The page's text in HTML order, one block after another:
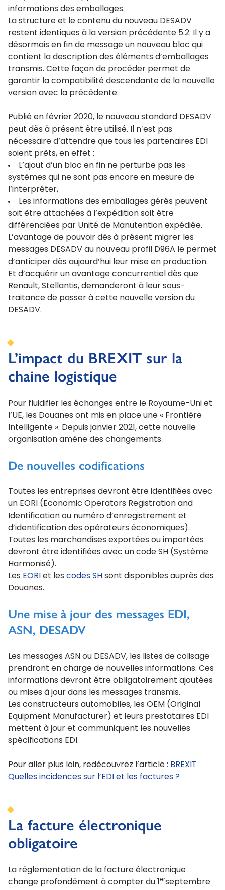
informations des emballages.
La structure et le contenu du nouveau DESADV
restent identiques à la version précédente 5.2. Il y a
désormais en fin de message un nouveau bloc qui
contient la description des éléments d’emballages
transmis. Cette façon de procéder permet de
garantir la compatibilité descendante de la nouvelle
version avec la précédente.
Publié en février 2020, le nouveau standard DESADV
peut dès à présent être utilisé. Il n’est pas
nécessaire d’attendre que tous les partenaires EDI
soient prêts, en effet :
L’ajout d’un bloc en fin ne perturbe pas les
systèmes qui ne sont pas encore en mesure de
l’interpréter,
Les informations des emballages gérés peuvent
soit être attachées à l’expédition soit être
différenciées par Unité de Manutention expédiée.
L’avantage de pouvoir dès à présent migrer les
messages DESADV au nouveau profil D96A le permet
d’anticiper dès aujourd’hui leur mise en production.
Et d’acquérir un avantage concurrentiel dès que
Renault, Stellantis, demanderont à leur sous-
traitance de passer à cette nouvelle version du
DESADV.
L’impact du BREXIT sur la
chaine logistique
Pour fluidifier les échanges entre le Royaume-Uni et
l’UE, les Douanes ont mis en place une « Frontière
Intelligente ». Depuis janvier 2021, cette nouvelle
organisation amène des changements.
De nouvelles codifications
Toutes les entreprises devront être identifiées avec
un EORI (Economic Operators Registration and
Identification ou numéro d’enregistrement et
d’identification des opérateurs économiques).
Toutes les marchandises exportées ou importées
devront être identifiées avec un code SH (Système
Harmonisé).
Les EORI et les codes SH sont disponibles auprès des
Douanes.
Une mise à jour des messages EDI,
ASN, DESADV
Les messages ASN ou DESADV, les listes de colisage
prendront en charge de nouvelles informations. Ces
informations devront être obligatoirement ajoutées
ou mises à jour dans les messages transmis.
Les constructeurs automobiles, les OEM (Original
Equipment Manufacturer) et leurs prestataires EDI
mettent à jour et communiquent les nouvelles
spécifications EDI.
Pour aller plus loin, redécouvrez l’article : BREXIT
Quelles incidences sur l’EDI et les factures ?
La facture électronique
obligatoire
La réglementation de la facture électronique
change profondément à compter du 1
erseptembre